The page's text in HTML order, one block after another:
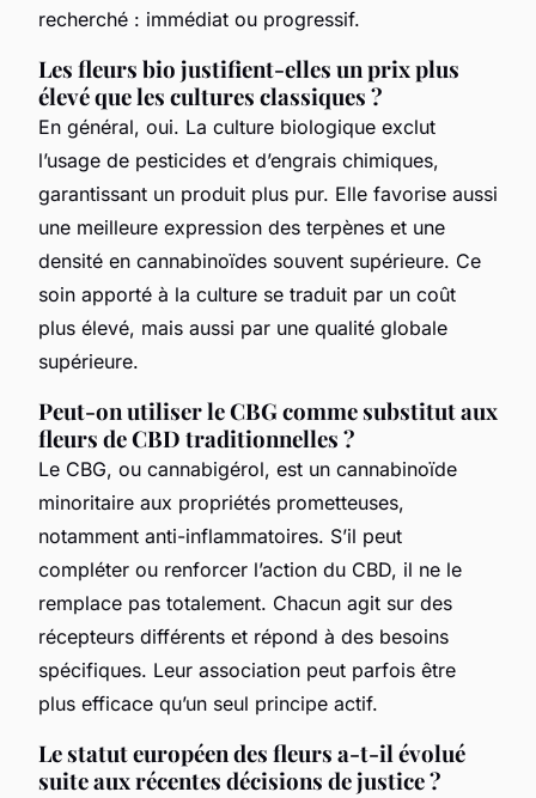
recherché : immédiat ou progressif.
Les fleurs bio justifient-elles un prix plus
élevé que les cultures classiques ?
En général, oui. La culture biologique exclut
l’usage de pesticides et d’engrais chimiques,
garantissant un produit plus pur. Elle favorise aussi
une meilleure expression des terpènes et une
densité en cannabinoïdes souvent supérieure. Ce
soin apporté à la culture se traduit par un coût
plus élevé, mais aussi par une qualité globale
supérieure.
Peut-on utiliser le CBG comme substitut aux
fleurs de CBD traditionnelles ?
Le CBG, ou cannabigérol, est un cannabinoïde
minoritaire aux propriétés prometteuses,
notamment anti-inflammatoires. S’il peut
compléter ou renforcer l’action du CBD, il ne le
remplace pas totalement. Chacun agit sur des
récepteurs différents et répond à des besoins
spécifiques. Leur association peut parfois être
plus efficace qu’un seul principe actif.
Le statut européen des fleurs a-t-il évolué
suite aux récentes décisions de justice ?